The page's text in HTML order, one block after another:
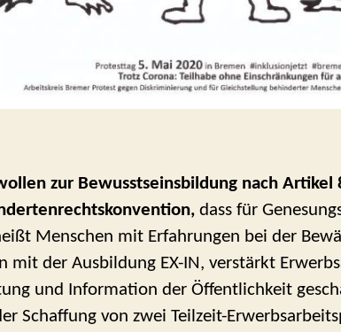
zur Bewusstseinsbildung nach Artikel
dass für
Menschen mit Erfahrungen bei der
mit der Ausbildung EX-IN, verstärkt
und Information der Öffentlichkeit
Schaffung von zwei Teilzeit-